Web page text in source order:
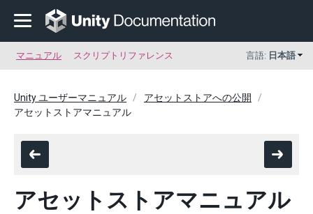
マニュアル スクリプトリファレンス 言語: 日本語
Unity ユーザーマニュアル
アセットストアへの公開
アセットストアマニュアル
アセットストアマニュアル